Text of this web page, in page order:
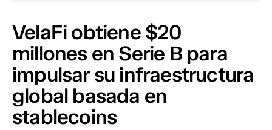
VelaFi obtiene $20
millones en Serie B para
impulsar su infraestructura
global basada en
stablecoins